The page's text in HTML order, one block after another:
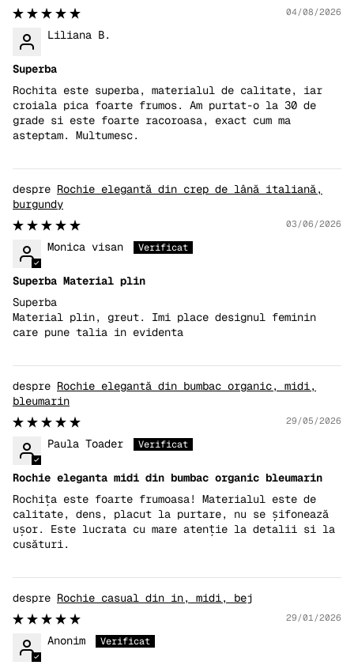
04/08/2026
Liliana B.
Superba
Rochita este superba, materialul de calitate, iar
croiala pica foarte frumos. Am purtat-o la 30 de
grade si este foarte racoroasa, exact cum ma
asteptam. Multumesc.
Rochie elegantă din crep de lână italiană,
burgundy
03/06/2026
Monica visan
Superba Material plin
Superba
Material plin, greut. Imi place designul feminin
care pune talia in evidenta
Rochie elegantă din bumbac organic, midi,
bleumarin
29/05/2026
Paula Toader
Rochie eleganta midi din bumbac organic bleumarin
Rochița este foarte frumoasa! Materialul este de
calitate, dens, placut la purtare, nu se șifonează
ușor. Este lucrata cu mare atenție la detalii si la
cusături.
Rochie casual din in, midi, bej
29/01/2026
Anonim